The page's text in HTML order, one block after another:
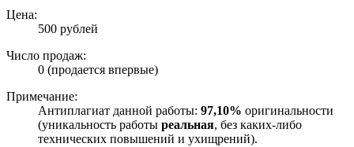
Цена:
500 рублей
Число продаж:
0 (продается впервые)
Примечание:
Антиплагиат данной работы: 97,10% оригинальности
(уникальность работы реальная, без каких-либо
технических повышений и ухищрений).